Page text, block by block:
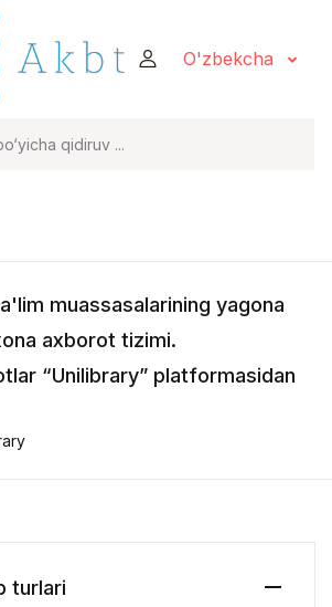
O'zbekcha
muassasalarining yagona
axborot tizimi.
“Unilibrary” platformasidan
turlari